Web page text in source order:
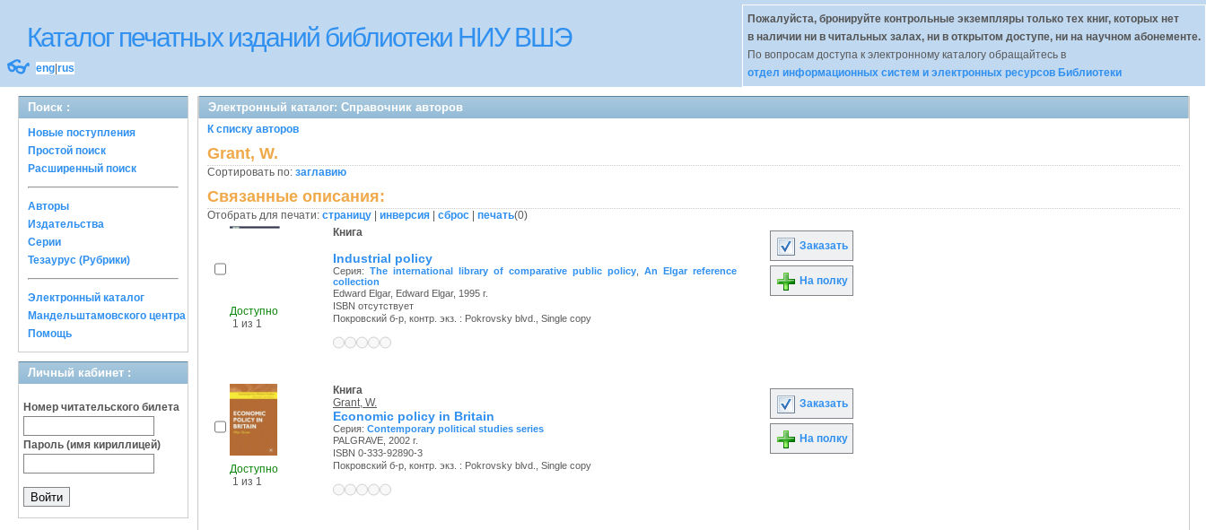
Каталог печатных изданий библиотеки НИУ ВШЭ
👓 eng rus
Пожалуйста, бронируйте контрольные экземпляры только тех книг, которых нет
в наличии ни в читальных залах, ни в открытом доступе, ни на научном абонементе.
По вопросам доступа к электронному каталогу обращайтесь в
отдел информационных систем и электронных ресурсов Библиотеки
Поиск :
Новые поступления
Простой поиск
Расширенный поиск
Авторы
Издательства
Серии
Тезаурус (Рубрики)
Электронный каталог
Мандельштамовского центра
Помощь
Личный кабинет :
Номер читательского билета
Пароль (имя кириллицей)
Электронный каталог: Справочник авторов
К списку авторов
Grant, W.
Сортировать по: заглавию
Связанные описания:
Отобрать для печати: страницу инверсия сброс печать(0)
Доступно
1 из 1
Книга
Industrial policy
Серия: The international library of comparative public policy
An Elgar reference
collection
Edward Elgar, Edward Elgar, 1995 г.
ISBN отсутствует
Покровский б-р, контр. экз. : Pokrovsky blvd., Single copy
Заказать
На полку
Доступно
1 из 1
Книга
Grant, W.
Economic policy in Britain
Серия: Contemporary political studies series
PALGRAVE, 2002 г.
ISBN 0-333-92890-3
Покровский б-р, контр. экз. : Pokrovsky blvd., Single copy
Заказать
На полку